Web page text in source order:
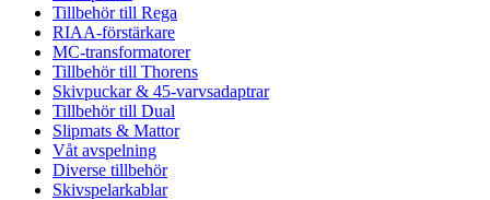
Tillbehör till Rega
RIAA-förstärkare
MC-transformatorer
Tillbehör till Thorens
Skivpuckar & 45-varvsadaptrar
Tillbehör till Dual
Slipmats & Mattor
Våt avspelning
Diverse tillbehör
Skivspelarkablar